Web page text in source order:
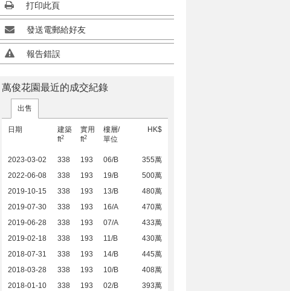
打印此頁
發送電郵給好友
報告錯誤
萬俊花園最近的成交紀錄
出售
日期
建築
ft2
實用
ft2
樓層/
單位
HK$
2023-03-02 338 193 06/B
355萬
2022-06-08
338 193 19/B
500萬
2019-10-15
338 193 13/B
480萬
2019-07-30
338 193 16/A
470萬
2019-06-28
338 193 07/A
433萬
2019-02-18
338 193 11/B
430萬
2018-07-31
338 193 14/B
445萬
2018-03-28
338 193 10/B
408萬
2018-01-10
338 193 02/B 393萬